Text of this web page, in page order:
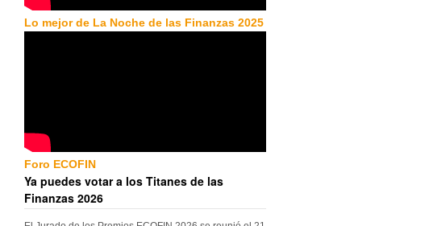
Lo mejor de La Noche de las Finanzas 2025
Foro ECOFIN
Ya puedes votar a los Titanes de las
Finanzas 2026